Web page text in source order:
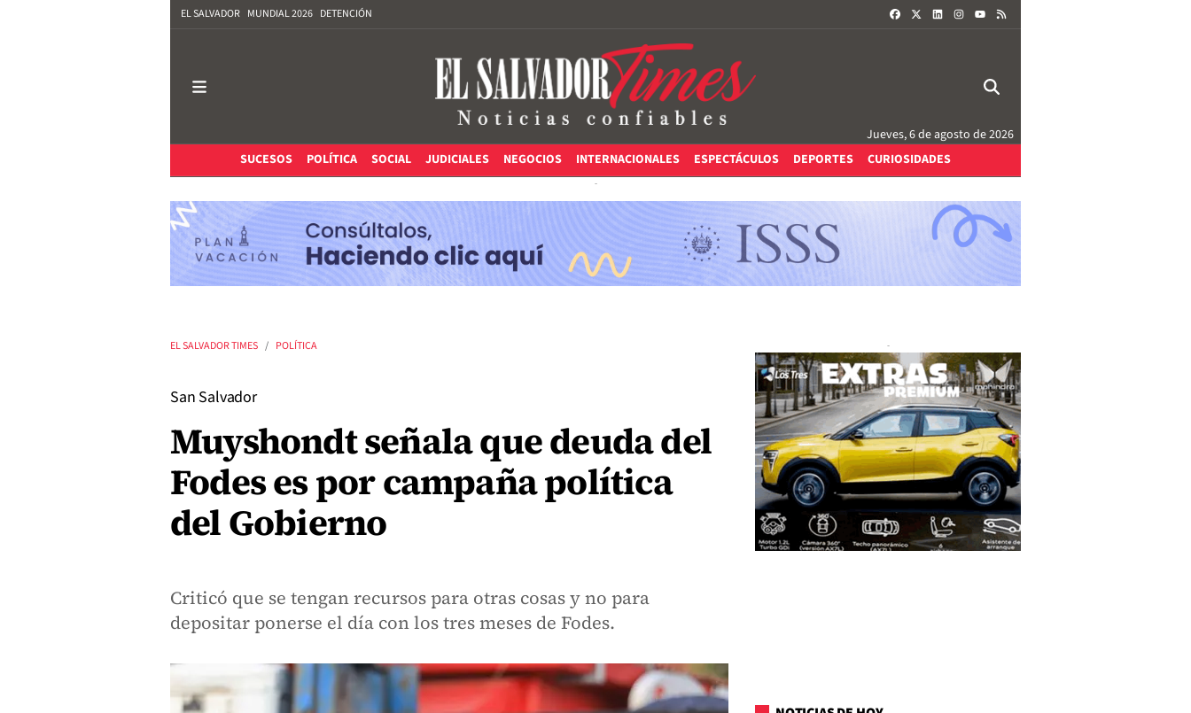
EL SALVADOR MUNDIAL 2026 DETENCIÓN FACEBOOKLINKEDININSTAGRAM
Jueves, 6 de agosto de 2026
SUCESOS
POLÍTICA SOCIAL JUDICIALES NEGOCIOS INTERNACIONALES ESPECTÁCULOS DEPORTES CURIOSIDADES
EL SALVADOR TIMES POLÍTICA
San Salvador
Muyshondt señala que deuda del
Fodes es por campaña política
del Gobierno
Criticó que se tengan recursos para otras cosas y no para
depositar ponerse el día con los tres meses de Fodes.